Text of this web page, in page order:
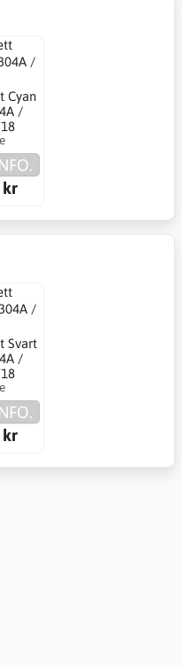
Cyan
/
kr
Svart
/
kr